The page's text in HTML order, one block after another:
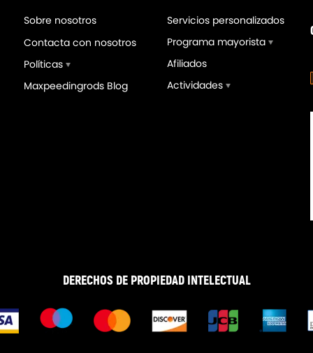
E46 Sedán Coupe 1998-
Sobre nosotros
Contacta con nosotros
Políticas
Maxpeedingrods Blog
Servicios personalizados
Programa mayorista
Afiliados
Actividades
DERECHOS DE PROPIEDAD INTELECTUAL